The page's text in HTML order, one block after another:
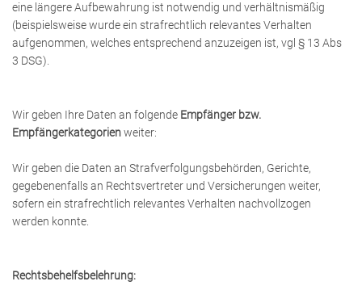
eine längere Aufbewahrung ist notwendig und verhältnismäßig
(beispielsweise wurde ein strafrechtlich relevantes Verhalten
aufgenommen, welches entsprechend anzuzeigen ist, vgl § 13 Abs
3 DSG).
Wir geben Ihre Daten an folgende Empfänger bzw.
Empfängerkategorienweiter:
Wir geben die Daten an Strafverfolgungsbehörden, Gerichte,
gegebenenfalls an Rechtsvertreter und Versicherungen weiter,
sofern ein strafrechtlich relevantes Verhalten nachvollzogen
werden konnte.
Rechtsbehelfsbelehrung: